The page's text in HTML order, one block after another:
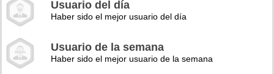
Usuario del día
Haber sido el mejor usuario del día
Usuario de la semana
Haber sido el mejor usuario de la semana